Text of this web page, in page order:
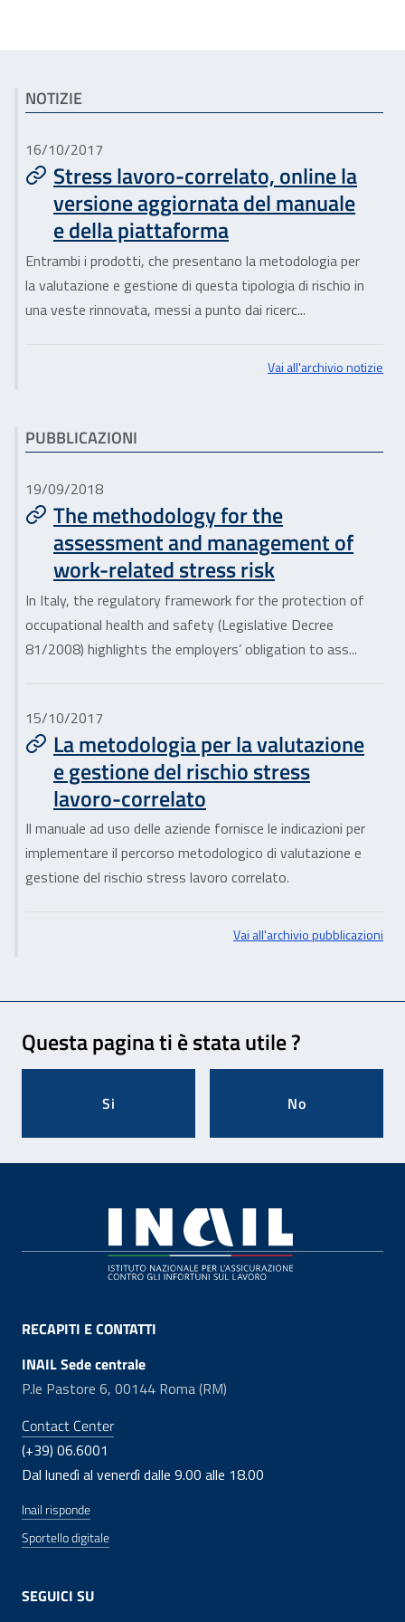
Articoli correlati
NOTIZIE
16/10/2017
Stress lavoro-correlato, online la
versione aggiornata del manuale
e della piattaforma
Entrambi i prodotti, che presentano la metodologia per
la valutazione e gestione di questa tipologia di rischio in
una veste rinnovata, messi a punto dai ricerc...
Vai all'archivio notizie
PUBBLICAZIONI
19/09/2018
The methodology for the
assessment and management of
work-related stress risk
In Italy, the regulatory framework for the protection of
occupational health and safety (Legislative Decree
81/2008) highlights the employers’ obligation to ass...
15/10/2017
La metodologia per la valutazione
e gestione del rischio stress
lavoro-correlato
Il manuale ad uso delle aziende fornisce le indicazioni per
implementare il percorso metodologico di valutazione e
gestione del rischio stress lavoro correlato.
Vai all'archivio pubblicazioni
Questa pagina ti è stata utile ?
Si No
RECAPITI E CONTATTI
INAIL Sede centrale
P.le Pastore 6, 00144 Roma (RM)
Contact Center
(+39) 06.6001
Dal lunedì al venerdì dalle 9.00 alle 18.00
Inail risponde
Sportello digitale
SEGUICI SU